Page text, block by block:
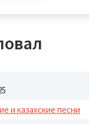
и казахские песни